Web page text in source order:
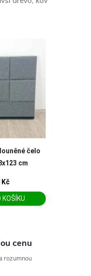
cenu
rozumnou